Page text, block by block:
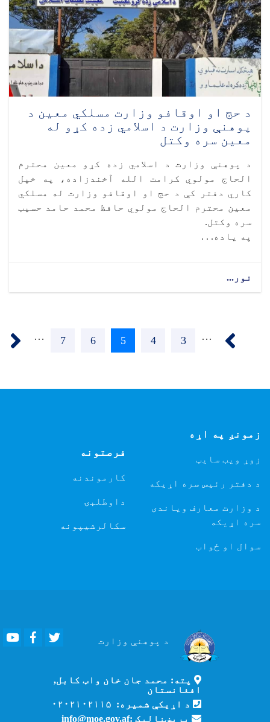
د حج او اوقافو وزارت مسلکي معین د
پوهنې وزارت د اسلامي زده کړو له
معین سره وکتل
د پوهنې وزارت د اسلامي زده کړو معین محترم
الحاج مولوي کرامت الله آخندزاده، په خپل
کاري دفتر کې د حج او اوقافو وزارت له مسلکي
معین محترم الحاج مولوي حافظ محمد حامد حسیب
سره وکتل.
په ياده. . .
نور...
… پاڼه
3 پاڼه
4
اوسنی
5 پاڼه
6 پاڼه
7
…
زمونږ په اړه
زوړ ویب سایټ
د دفتر رئیس سره اړیکه
د وزارت معارف ویاندی
سره اړیکه
سوال او ځواب
فرصتونه
کارموندنه
داوطلبۍ
سکالرشیپونه
د پوهنې وزارت
YoutubeFacebook
پته: محمد جان خان واټ کابل,
افغانستان
د اړیکې شمیره: ۰۲۰۲۱۰۲۱۱۵
بریښنالیک :info@moe.gov.af